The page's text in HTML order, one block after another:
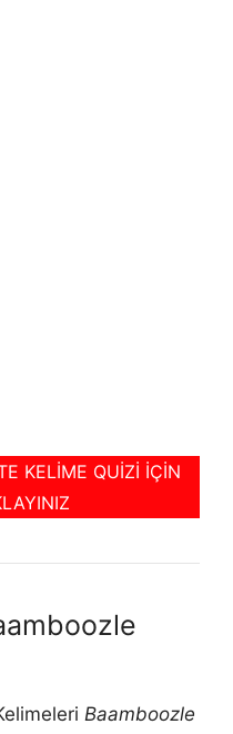
KELİME QUİZİ İÇİN
Baamboozle